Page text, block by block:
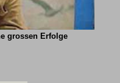
grossen Erfolge